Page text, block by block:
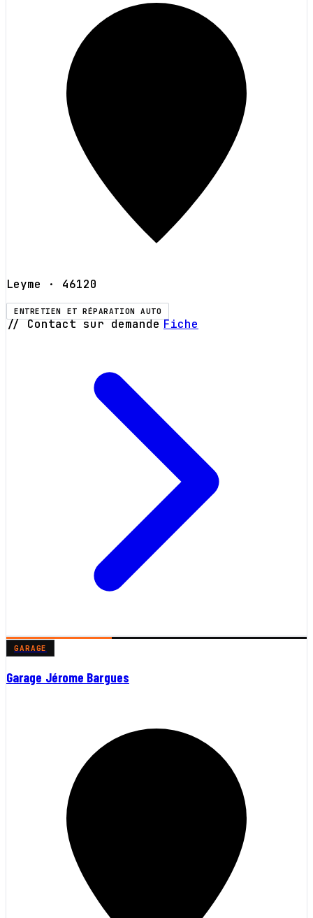
Leyme · 46120
ENTRETIEN ET RÉPARATION AUTO
// Contact sur demande Fiche
GARAGE
Garage Jérome Bargues